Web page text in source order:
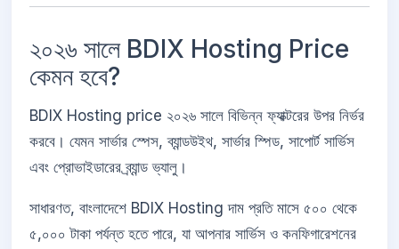
২০২৬ সালে BDIX Hosting Price
কেমন হবে?
BDIX Hosting price ২০২৬ সালে বিভিন্ন ফ্যাক্টরের উপর নির্ভর
করবে। যেমন সার্ভার স্পেস, ব্যান্ডউইথ, সার্ভার স্পিড, সাপোর্ট সার্ভিস
এবং প্রোভাইডারের ব্র্যান্ড ভ্যালু।
সাধারণত, বাংলাদেশে BDIX Hosting দাম প্রতি মাসে ৫০০ থেকে
৫,০০০ টাকা পর্যন্ত হতে পারে, যা আপনার সার্ভিস ও কনফিগারেশনের